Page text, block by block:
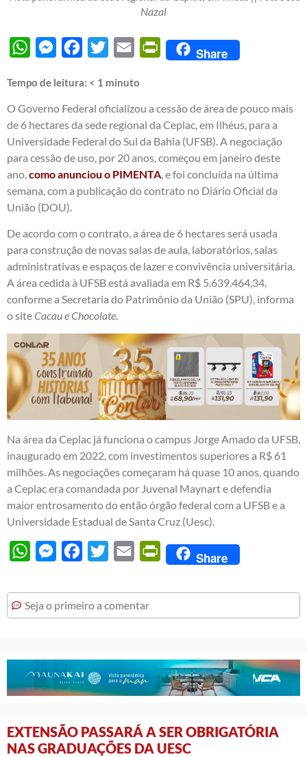
Nazal
WhatsAppMessengerFacebook
Twitter Email PrintFriendly
Share
Tempo de leitura: < 1 minuto
O Governo Federal oficializou a cessão de área de pouco mais
de 6 hectares da sede regional da Ceplac, em Ilhéus, para a
Universidade Federal do Sul da Bahia (UFSB). A negociação
para cessão de uso, por 20 anos, começou em janeiro deste
ano, como anunciou o PIMENTA , e foi concluída na última
semana, com a publicação do contrato no Diário Oficial da
União (DOU).
De acordo com o contrato, a área de 6 hectares será usada
para construção de novas salas de aula, laboratórios, salas
administrativas e espaços de lazer e convivência universitária.
A área cedida à UFSB está avaliada em R$ 5.639.464,34,
conforme a Secretaria do Patrimônio da União (SPU), informa
o siteCacau e Chocolate.
Na área da Ceplac já funciona o campus Jorge Amado da UFSB,
inaugurado em 2022, com investimentos superiores a R$ 61
milhões. As negociações começaram há quase 10 anos, quando
a Ceplac era comandada por Juvenal Maynart e defendia
maior entrosamento do então órgão federal com a UFSB e a
Universidade Estadual de Santa Cruz (Uesc).
WhatsAppMessengerFacebook
Twitter Email PrintFriendly
Share
Seja o primeiro a comentar
EXTENSÃO PASSARÁ A SER OBRIGATÓRIA
NAS GRADUAÇÕES DA UESC